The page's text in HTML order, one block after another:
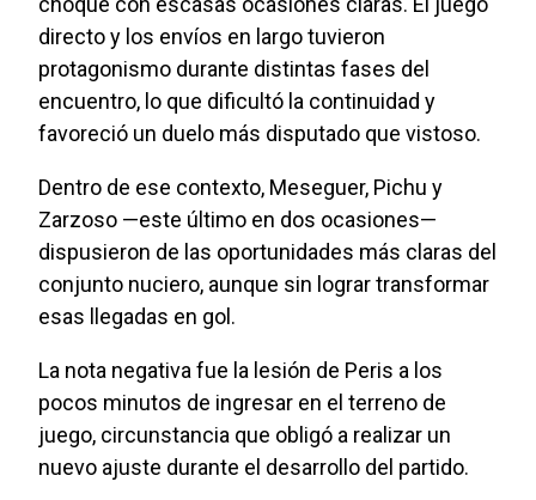
directo y los envíos en largo tuvieron
protagonismo durante distintas fases del
encuentro, lo que dificultó la continuidad y
favoreció un duelo más disputado que vistoso.
Dentro de ese contexto, Meseguer, Pichu y
Zarzoso —este último en dos ocasiones—
dispusieron de las oportunidades más claras del
conjunto nuciero, aunque sin lograr transformar
esas llegadas en gol.
La nota negativa fue la lesión de Peris a los
pocos minutos de ingresar en el terreno de
juego, circunstancia que obligó a realizar un
nuevo ajuste durante el desarrollo del partido.